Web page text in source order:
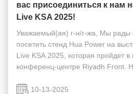
вас присоединиться к нам
Live KSA 2025!
Уважаемый(ая) г-н/г-жа, Мы рады
посетить стенд Hua Power на
Live KSA 2025, которая пройдет в
конференц-центре Riyadh Front.
энергии с жидкостным
10-13-2025